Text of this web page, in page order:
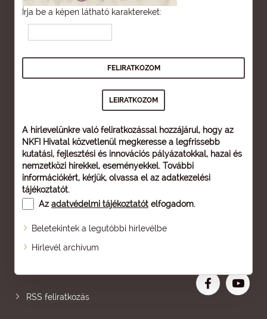
Írja be a képen látható karaktereket:
A hírlevelünkre való feliratkozással hozzájárul, hogy az
NKFI Hivatal közvetlenül megkeresse a legfrissebb
kutatási, fejlesztési és innovációs pályázatokkal, hazai és
nemzetközi hírekkel, eseményekkel. További
információkért, kérjük, olvassa el az adatkezelési
tájékoztatót.
Az adatvédelmi tájékoztatót elfogadom.
Beletekintek a legutóbbi hírlevélbe
Hírlevél archívum
Oldaltérkép
RSS feliratkozás